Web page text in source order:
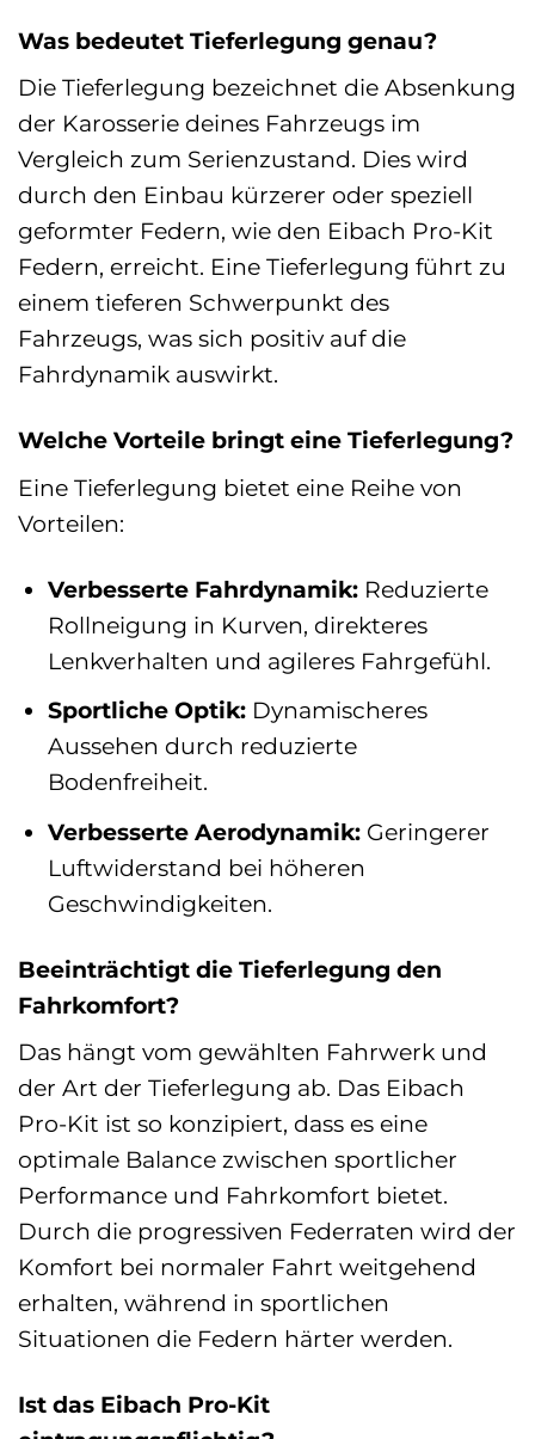
Was bedeutet Tieferlegung genau?
Die Tieferlegung bezeichnet die Absenkung
der Karosserie deines Fahrzeugs im
Vergleich zum Serienzustand. Dies wird
durch den Einbau kürzerer oder speziell
geformter Federn, wie den Eibach Pro-Kit
Federn, erreicht. Eine Tieferlegung führt zu
einem tieferen Schwerpunkt des
Fahrzeugs, was sich positiv auf die
Fahrdynamik auswirkt.
Welche Vorteile bringt eine Tieferlegung?
Eine Tieferlegung bietet eine Reihe von
Vorteilen:
Verbesserte Fahrdynamik:Reduzierte
Rollneigung in Kurven, direkteres
Lenkverhalten und agileres Fahrgefühl.
Sportliche Optik:Dynamischeres
Aussehen durch reduzierte
Bodenfreiheit.
Verbesserte Aerodynamik:Geringerer
Luftwiderstand bei höheren
Geschwindigkeiten.
Beeinträchtigt die Tieferlegung den
Fahrkomfort?
Das hängt vom gewählten Fahrwerk und
der Art der Tieferlegung ab. Das Eibach
Pro-Kit ist so konzipiert, dass es eine
optimale Balance zwischen sportlicher
Performance und Fahrkomfort bietet.
Durch die progressiven Federraten wird der
Komfort bei normaler Fahrt weitgehend
erhalten, während in sportlichen
Situationen die Federn härter werden.
Ist das Eibach Pro-Kit